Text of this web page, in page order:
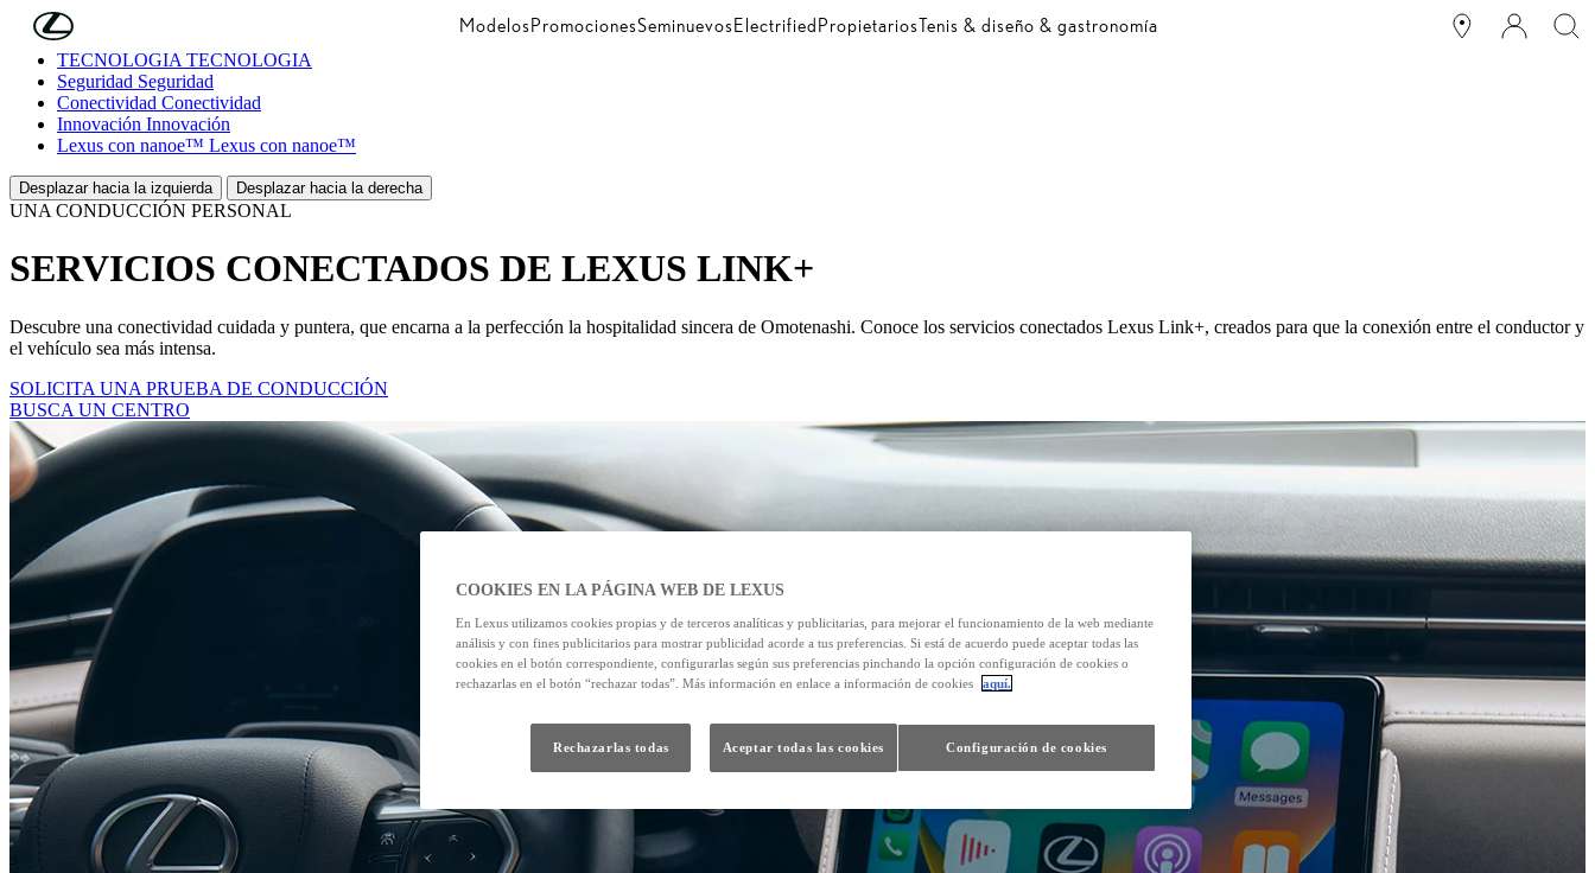
Skip to Main Content ModelosPromocionesSeminuevosElectrifiedPropietariosTenis & diseño & gastronomía
TECNOLOGÍA TECNOLOGÍA
Seguridad Seguridad
Conectividad Conectividad
Innovación Innovación
Lexus con nanoe™ Lexus con nanoe™
Desplazar hacia la izquierda Desplazar hacia la derecha
UNA CONDUCCIÓN PERSONAL
SERVICIOS CONECTADOS DE LEXUS LINK+
Descubre una conectividad cuidada y puntera, que encarna a la perfección la hospitalidad sincera de Omotenashi. Conoce los servicios conectados Lexus Link+, creados para que la conexión entre el conductor y
el vehículo sea más intensa.
SOLICITA UNA PRUEBA DE CONDUCCIÓN
BUSCA UN CENTRO
COOKIES EN LA PÁGINA WEB DE LEXUS
En Lexus utilizamos cookies propias y de terceros analíticas y publicitarias, para mejorar el funcionamiento de la web mediante
análisis y con fines publicitarios para mostrar publicidad acorde a tus preferencias. Si está de acuerdo puede aceptar todas las
cookies en el botón correspondiente, configurarlas según sus preferencias pinchando la opción configuración de cookies o
rechazarlas en el botón “rechazar todas”. Más información en enlace a información de cookies
aquí.
Configuración de cookies
Rechazarlas todas Aceptar todas las cookies